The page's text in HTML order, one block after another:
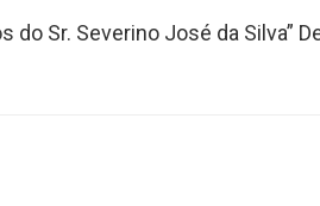
Sr. Severino José da Silva”